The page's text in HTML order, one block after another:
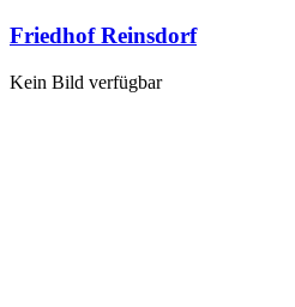
Friedhof Reinsdorf
Kein Bild verfügbar